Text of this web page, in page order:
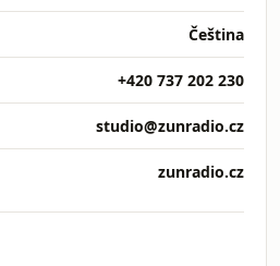
Čeština
+420 737 202 230
studio@zunradio.cz
zunradio.cz